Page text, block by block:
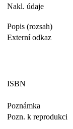
Nakl. údaje
Popis (rozsah)
Externí odkaz
ISBN
Poznámka
Pozn. k reprodukci